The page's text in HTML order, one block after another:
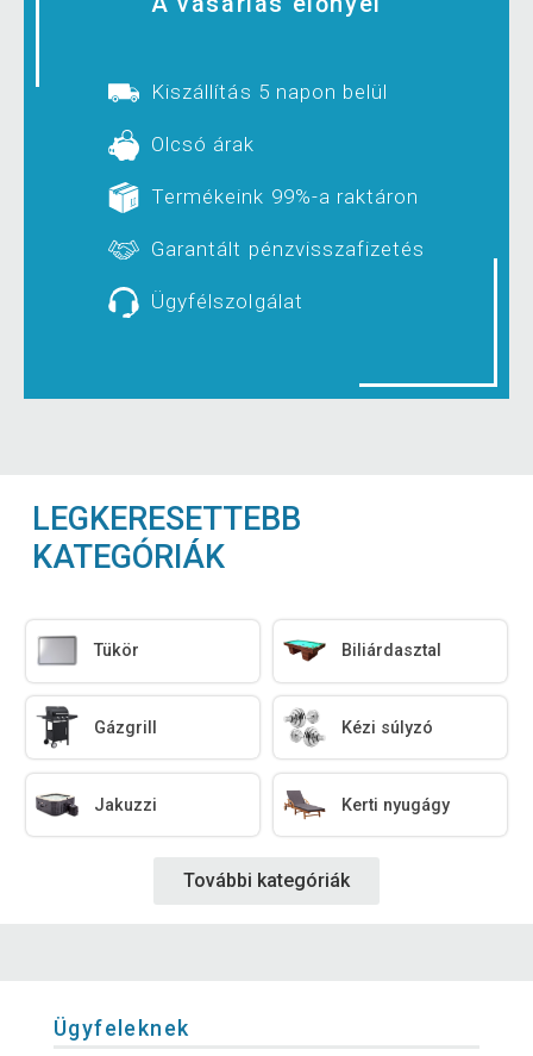
Kiszállítás 5 napon belül
Olcsó árak
Termékeink 99%-a raktáron
Garantált pénzvisszafizetés
Ügyfélszolgálat
LEGKERESETTEBB
KATEGÓRIÁK
Tükör Biliárdasztal
Gázgrill Kézi súlyzó
Jakuzzi Kerti nyugágy
További kategóriák
Ügyfeleknek